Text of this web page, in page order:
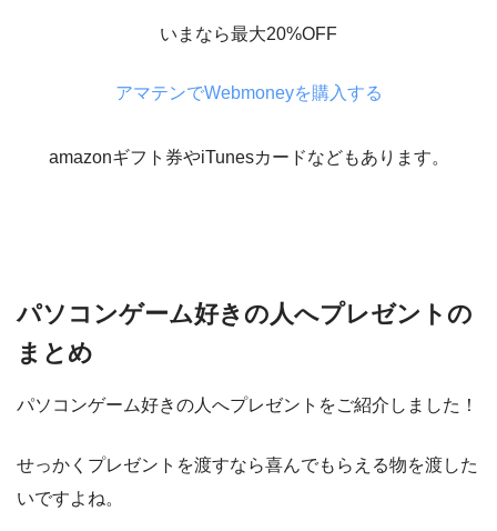
いまなら最大20%OFF
アマテンでWebmoneyを購入する
amazonギフト券やiTunesカードなどもあります。
パソコンゲーム好きの人へプレゼントの
まとめ
パソコンゲーム好きの人へプレゼントをご紹介しました！
せっかくプレゼントを渡すなら喜んでもらえる物を渡した
いですよね。